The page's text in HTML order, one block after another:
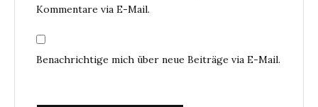
Kommentare via E-Mail.
Benachrichtige mich über neue Beiträge via E-Mail.